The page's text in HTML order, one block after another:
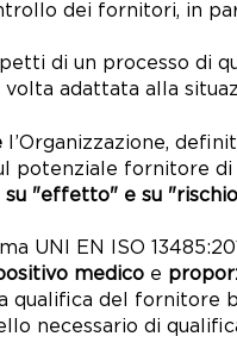
dei fornitori, in
di un processo di
adattata alla
l’Organizzazione,
potenziale fornitore
su "effetto" e su
UNI EN ISO
medico e
qualifica del fornitore
necessario d i